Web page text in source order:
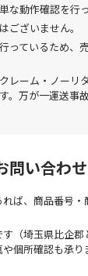
な動作確認を行っ
ございません。
っているため、
レーム・ノーリ
。万が一運送事
問い合わせ
ば、商品番号
（埼玉県比企郡
個所確認も承り